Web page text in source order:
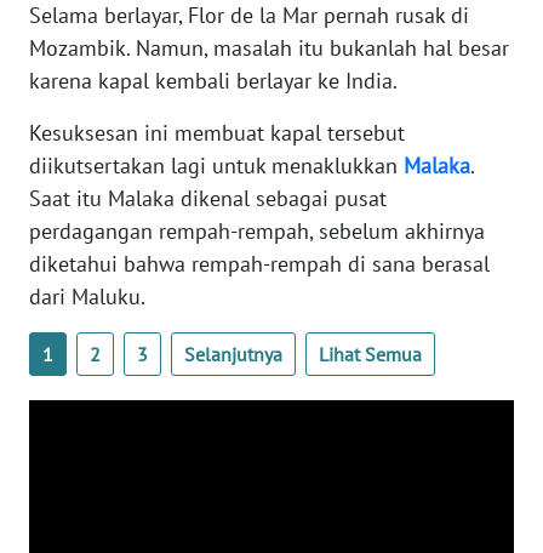
Selama berlayar, Flor de la Mar pernah rusak di
Mozambik. Namun, masalah itu bukanlah hal besar
karena kapal kembali berlayar ke India.
Kesuksesan ini membuat kapal tersebut
diikutsertakan lagi untuk menaklukkan Malaka.
Saat itu Malaka dikenal sebagai pusat
perdagangan rempah-rempah, sebelum akhirnya
diketahui bahwa rempah-rempah di sana berasal
dari Maluku.
1 2 3 Selanjutnya Lihat Semua
WN
BANTEN
NTT
WN
KEPRI
WN